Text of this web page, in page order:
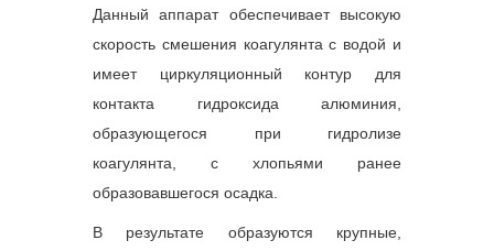
Данный аппарат обеспечивает высокую
скорость смешения коагулянта с водой и
имеет циркуляционный контур для
контакта гидроксида алюминия,
образующегося при гидролизе
коагулянта, с хлопьями ранее
образовавшегося осадка.
В результате образуются крупные,